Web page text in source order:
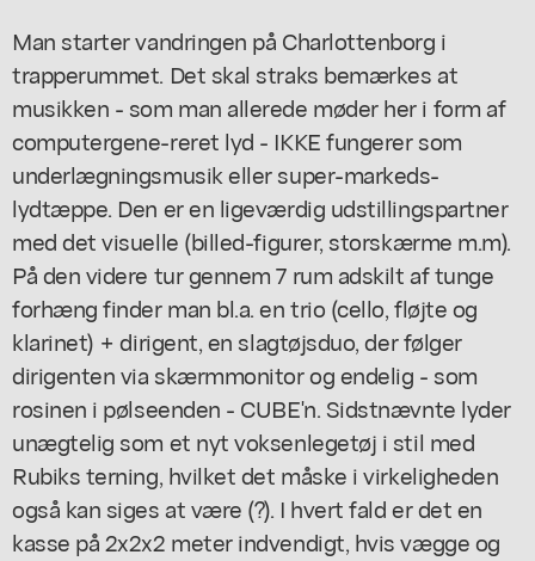
Man starter vandringen på Charlottenborg i
trapperummet. Det skal straks bemærkes at
musikken - som man allerede møder her i form af
computergene-reret lyd - IKKE fungerer som
underlægningsmusik eller super-markeds-
lydtæppe. Den er en ligeværdig udstillingspartner
med det visuelle (billed-figurer, storskærme m.m).
På den videre tur gennem 7 rum adskilt af tunge
forhæng finder man bl.a. en trio (cello, fløjte og
klarinet) + dirigent, en slagtøjsduo, der følger
dirigenten via skærmmonitor og endelig - som
rosinen i pølseenden - CUBE'n. Sidstnævnte lyder
unægtelig som et nyt voksenlegetøj i stil med
Rubiks terning, hvilket det måske i virkeligheden
også kan siges at være (?). I hvert fald er det en
kasse på 2x2x2 meter indvendigt, hvis vægge og